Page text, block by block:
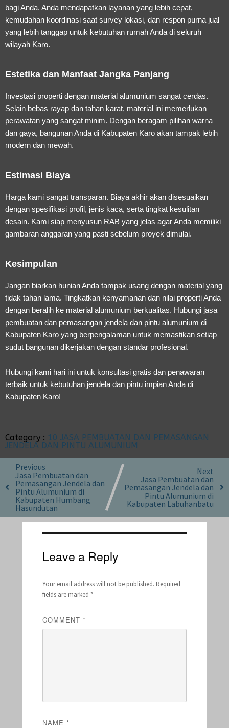
bagi Anda. Anda mendapatkan layanan yang lebih cepat,
kemudahan koordinasi saat survey lokasi, dan respon purna jual
yang lebih tanggap untuk kebutuhan rumah Anda di seluruh
wilayah Karo.
Estetika dan Manfaat Jangka Panjang
Investasi properti dengan material alumunium sangat cerdas.
Selain bebas rayap dan tahan karat, material ini memerlukan
perawatan yang sangat minim. Dengan beragam pilihan warna
dan gaya, bangunan Anda di Kabupaten Karo akan tampak lebih
modern dan mewah.
Estimasi Biaya
Harga kami sangat transparan. Biaya akhir akan disesuaikan
dengan spesifikasi profil, jenis kaca, serta tingkat kesulitan
desain. Kami siap menyusun RAB yang jelas agar Anda memiliki
gambaran anggaran yang pasti sebelum proyek dimulai.
Kesimpulan
Jangan biarkan hunian Anda tampak usang dengan material yang
tidak tahan lama. Tingkatkan kenyamanan dan nilai properti Anda
dengan beralih ke material alumunium berkualitas. Hubungi jasa
pembuatan dan pemasangan jendela dan pintu alumunium di
Kabupaten Karo yang berpengalaman untuk memastikan setiap
sudut bangunan dikerjakan dengan standar profesional.
Hubungi kami hari ini untuk konsultasi gratis dan penawaran
terbaik untuk kebutuhan jendela dan pintu impian Anda di
Kabupaten Karo!
Category : 10 JASA PEMBUATAN DAN PEMASANGAN
JENDELA DAN PINTU ALUMUNIUM
Previous
Jasa Pembuatan dan
Pemasangan Jendela dan
Pintu Alumunium di
Kabupaten Humbang
Hasundutan
Next
Jasa Pembuatan dan
Pemasangan Jendela dan
Pintu Alumunium di
Kabupaten Labuhanbatu
Leave a Reply
Your email address will not be published. Required
fields are marked *
COMMENT *
NAME *